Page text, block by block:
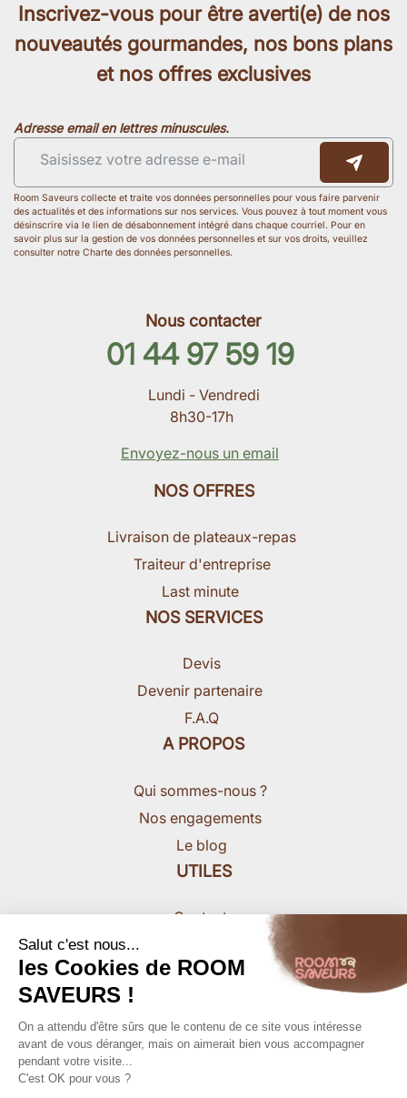
Salut c'est nous...
les Cookies de ROOM
SAVEURS !
On a attendu d'être sûrs que le contenu de ce site vous intéresse
avant de vous déranger, mais on aimerait bien vous accompagner
pendant votre visite...
C'est OK pour vous ?
Inscrivez-vous pour être averti(e) de nos
nouveautés gourmandes, nos bons plans
et nos offres exclusives
Adresse email en lettres minuscules.
Room Saveurs collecte et traite vos données personnelles pour vous faire parvenir
des actualités et des informations sur nos services. Vous pouvez à tout moment vous
désinscrire via le lien de désabonnement intégré dans chaque courriel. Pour en
savoir plus sur la gestion de vos données personnelles et sur vos droits, veuillez
consulter notre Charte des données personnelles.
Nous contacter
01 44 97 59 19
Lundi - Vendredi
8h30-17h
Envoyez-nous un email
NOS OFFRES
Livraison de plateaux-repas
Traiteur d'entreprise
Last minute
NOS SERVICES
Devis
Devenir partenaire
F.A.Q
A PROPOS
Qui sommes-nous ?
Nos engagements
Le blog
UTILES
Contact
Presse